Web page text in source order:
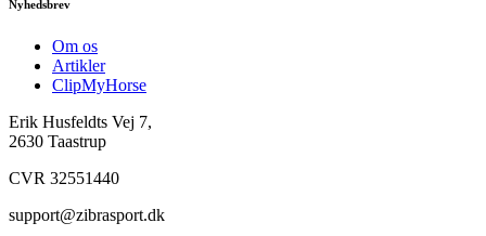
Nyhedsbrev
Om os
Artikler
ClipMyHorse
Erik Husfeldts Vej 7,
2630 Taastrup
CVR 32551440
support@zibrasport.dk